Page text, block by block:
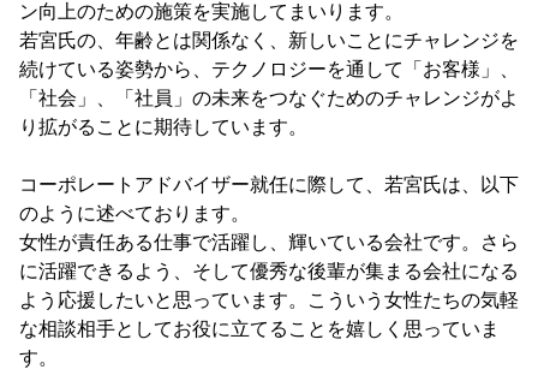
ン向上のための施策を実施してまいります。
若宮氏の、年齢とは関係なく、新しいことにチャレンジを
続けている姿勢から、テクノロジーを通して「お客様」、
「社会」、「社員」の未来をつなぐためのチャレンジがよ
り拡がることに期待しています。
コーポレートアドバイザー就任に際して、若宮氏は、以下
のように述べております。
女性が責任ある仕事で活躍し、輝いている会社です。さら
に活躍できるよう、そして優秀な後輩が集まる会社になる
よう応援したいと思っています。こういう女性たちの気軽
な相談相手としてお役に立てることを嬉しく思っていま
す。